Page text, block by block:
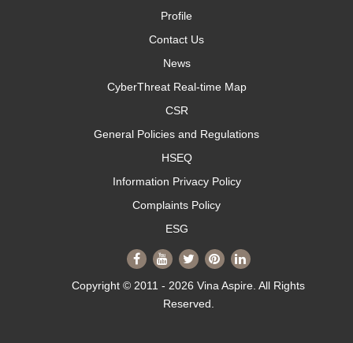
Profile
Contact Us
News
CyberThreat Real-time Map
CSR
General Policies and Regulations
HSEQ
Information Privacy Policy
Complaints Policy
ESG
Copyright © 2011 - 2026 Vina Aspire. All Rights
Reserved.